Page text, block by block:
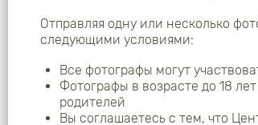
Отправляя одну или несколько
следующими условиями:
Все фотографы могут
Фотографы в возрасте до 18
родителей
Вы соглашаетесь с тем, что